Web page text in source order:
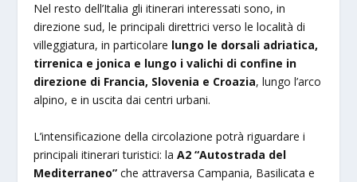
Nel resto dell’Italia gli itinerari interessati sono, in
direzione sud, le principali direttrici verso le località di
villeggiatura, in particolare lungo le dorsali adriatica,
tirrenica e jonica e lungo i valichi di confine in
direzione di Francia, Slovenia e Croazia, lungo l’arco
alpino, e in uscita dai centri urbani.
L’intensificazione della circolazione potrà riguardare i
principali itinerari turistici: laA2 “Autostrada del
Mediterraneo” che attraversa Campania, Basilicata e